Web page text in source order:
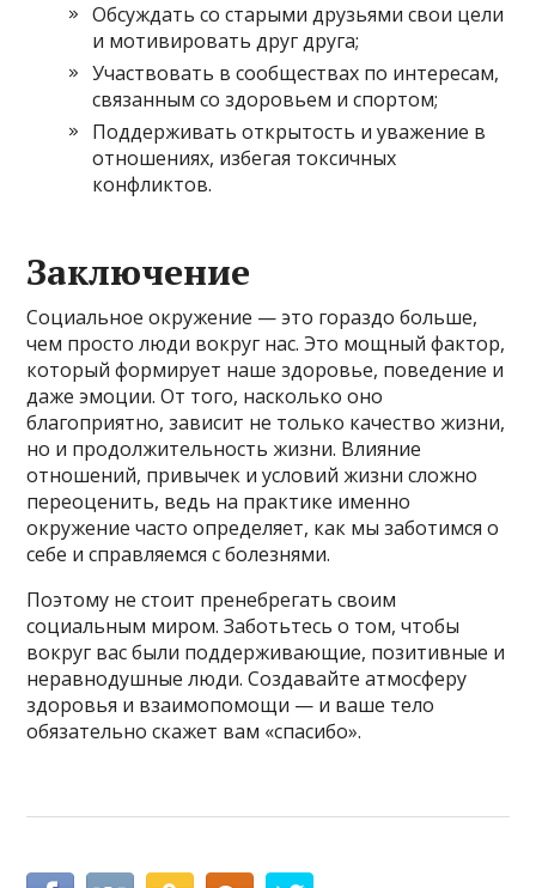
Обсуждать со старыми друзьями свои цели
и мотивировать друг друга;
Участвовать в сообществах по интересам,
связанным со здоровьем и спортом;
Поддерживать открытость и уважение в
отношениях, избегая токсичных
конфликтов.
Заключение
Социальное окружение — это гораздо больше,
чем просто люди вокруг нас. Это мощный фактор,
который формирует наше здоровье, поведение и
даже эмоции. От того, насколько оно
благоприятно, зависит не только качество жизни,
но и продолжительность жизни. Влияние
отношений, привычек и условий жизни сложно
переоценить, ведь на практике именно
окружение часто определяет, как мы заботимся о
себе и справляемся с болезнями.
Поэтому не стоит пренебрегать своим
социальным миром. Заботьтесь о том, чтобы
вокруг вас были поддерживающие, позитивные и
неравнодушные люди. Создавайте атмосферу
здоровья и взаимопомощи — и ваше тело
обязательно скажет вам «спасибо».